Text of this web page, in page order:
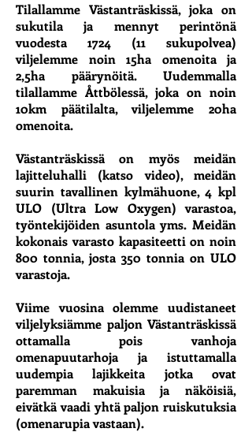
Tilallamme Västanträskissä, joka on
sukutila ja mennyt perintönä
vuodesta 1724 (11 sukupolvea)
viljelemme noin 15ha omenoita ja
2,5ha päärynöitä. Uudemmalla
tilallamme Åttbölessä, joka on noin
10km päätilalta, viljelemme 20ha
omenoita.
Västanträskissä on myös meidän
lajitteluhalli (katso video), meidän
suurin tavallinen kylmähuone, 4 kpl
ULO (Ultra Low Oxygen) varastoa,
työntekijöiden asuntola yms. Meidän
kokonais varasto kapasiteetti on noin
800 tonnia, josta 350 tonnia on ULO
varastoja.
Viime vuosina olemme uudistaneet
viljelyksiämme paljon Västanträskissä
ottamalla pois vanhoja
omenapuutarhoja ja istuttamalla
uudempia lajikkeita jotka ovat
paremman makuisia ja näköisiä,
eivätkä vaadi yhtä paljon ruiskutuksia
(omenarupia vastaan).